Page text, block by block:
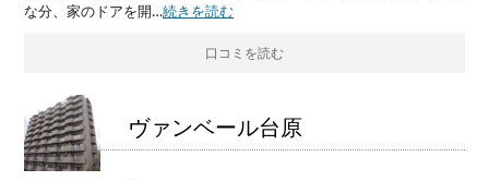
な分、家のドアを開…続きを読む
口コミを読む
ヴァンベール台原